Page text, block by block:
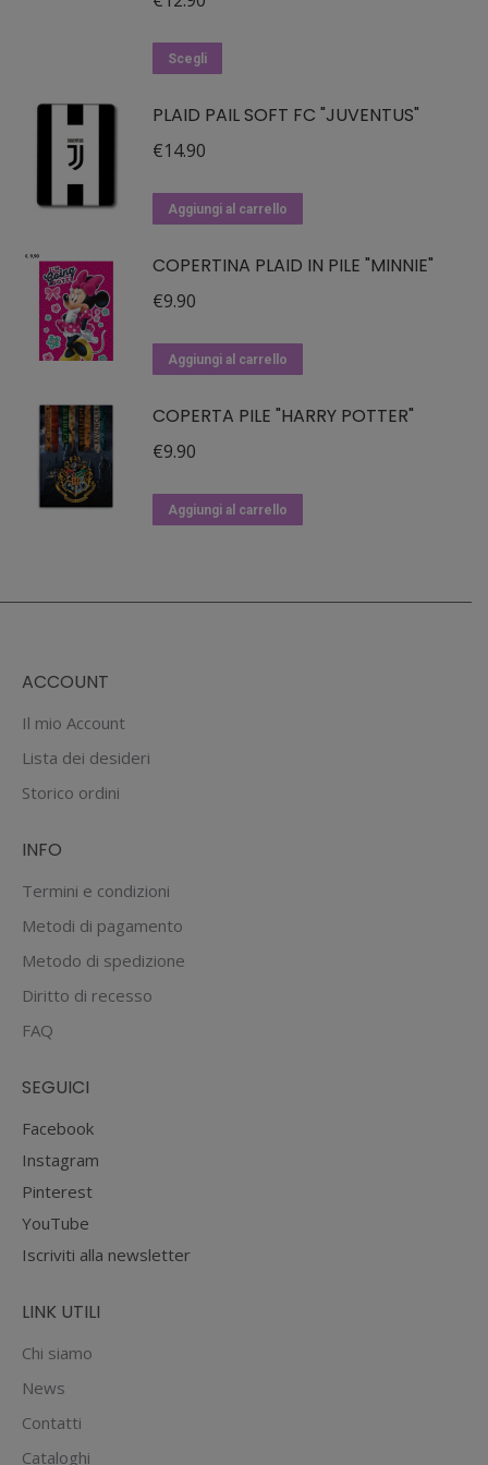
Scegli
ha
Le
possono
nella
pagina
del
PLAID PAIL SOFT FC "JUVENTUS"
€14.90
Aggiungi al carrello
COPERTINA PLAID IN PILE "MINNIE"
€9.90
Aggiungi al carrello
COPERTA PILE "HARRY POTTER"
€9.90
Aggiungi al carrello
ACCOUNT
Il mio Account
Lista dei desideri
Storico ordini
INFO
Termini e condizioni
Metodi di pagamento
Metodo di spedizione
Diritto di recesso
FAQ
SEGUICI
Facebook
Instagram
Pinterest
YouTube
Iscriviti alla newsletter
LINK UTILI
Chi siamo
News
Contatti
Cataloghi